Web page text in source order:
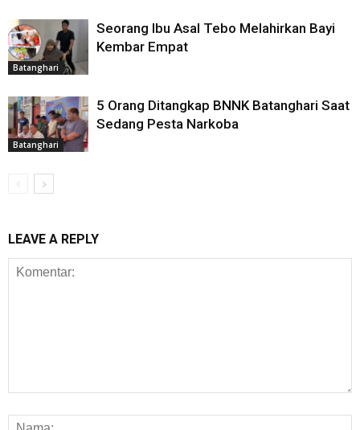
Batanghari
Seorang Ibu Asal Tebo Melahirkan Bayi
Kembar Empat
Batanghari
5 Orang Ditangkap BNNK Batanghari Saat
Sedang Pesta Narkoba
LEAVE A REPLY